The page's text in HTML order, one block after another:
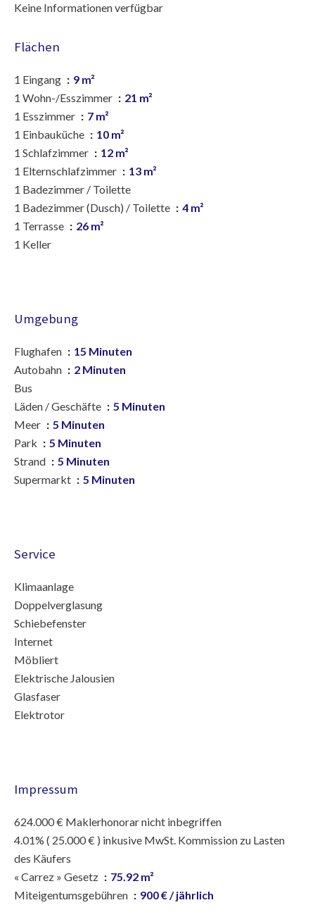
Keine Informationen verfügbar
Flächen
1 Eingang
9 m²
1 Wohn-/Esszimmer
21 m²
1 Esszimmer
7 m²
1 Einbauküche
10 m²
1 Schlafzimmer
12 m²
1 Elternschlafzimmer
13 m²
1 Badezimmer / Toilette
1 Badezimmer (Dusch) / Toilette
4 m²
1 Terrasse
26 m²
1 Keller
Umgebung
Flughafen
15 Minuten
Autobahn
2 Minuten
Bus
Läden / Geschäfte
5 Minuten
Meer
5 Minuten
Park
5 Minuten
Strand
5 Minuten
Supermarkt
5 Minuten
Service
Klimaanlage
Doppelverglasung
Schiebefenster
Internet
Möbliert
Elektrische Jalousien
Glasfaser
Elektrotor
Impressum
624.000 € Maklerhonorar nicht inbegriffen
4.01% ( 25.000 € ) inkusive MwSt. Kommission zu Lasten
des Käufers
« Carrez » Gesetz
75.92 m²
Miteigentumsgebühren
900 € / jährlich